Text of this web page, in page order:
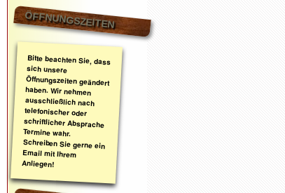
ÖFFNUNGSZEITEN
Bitte beachten Sie, dass
sich unsere
Öffnungszeiten geändert
haben. Wir nehmen
ausschließlich nach
telefonischer oder
schriftlicher Absprache
Termine wahr.
Schreiben Sie gerne ein
Email mit Ihrem
Anliegen!